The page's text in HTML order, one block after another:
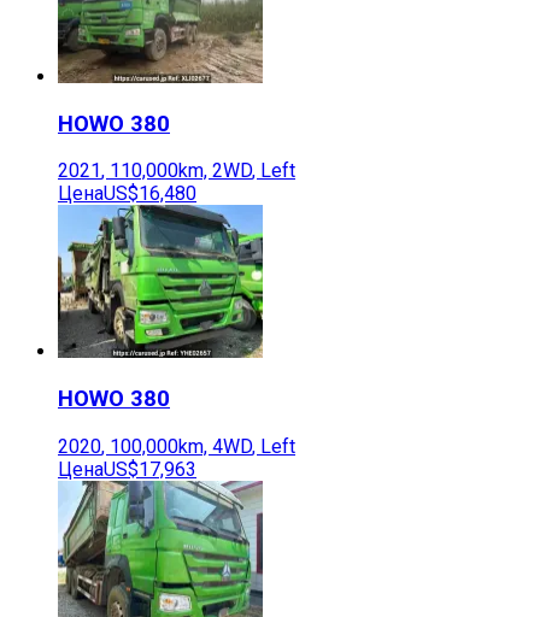
HOWO 380
2021, 110,000km, 2WD, Left
ЦенаUS$16,480
HOWO 380
2020, 100,000km, 4WD, Left
ЦенаUS$17,963